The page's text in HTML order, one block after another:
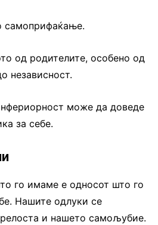
самоприфаќање.
од родителите, особено од
независност.
може да доведе
за себе.
го имаме е односот што го
Нашите одлуки се
и нашето самољубие.